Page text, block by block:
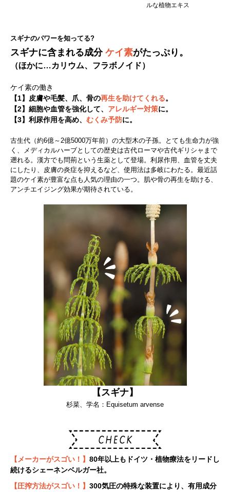
ルな植物エキス
スギナのパワーを知ってる?
スギナに含まれる成分 ケイ素がたっぷり。
（ほかに…カリウム、フラボノイド）
ケイ素の働き
【1】皮膚や毛髪、爪、骨の再生を助けてくれる。
【2】細胞や血管を強化して、 アレルギー対策に。
【3】利尿作用を高め、 むくみ予防に。
古生代（約6億～2億5000万年前）の大型木の子孫。とても生命力が強
く、メディカルハーブとしての歴史は古代ローマや古代ギリシャまで
遡れる。漢方でも問荊という生薬として登場。利尿作用、血管を丈夫
にしたり、皮膚の炎症を抑えるなど、使用法は多岐にわたる。最近話
題のケイ素が豊富な点も人気の理由の一つ。肌や骨の再生を助ける、
アンチエイジング効果が期待されている。
【スギナ】
杉菜、学名：Equisetum arvense
【メーカーがスゴい！】 80年以上もドイツ・植物療法をリードし
続けるシェーネンベルガー社。
【圧搾方法がスゴい！】 300気圧の特殊な装置により、有用成分